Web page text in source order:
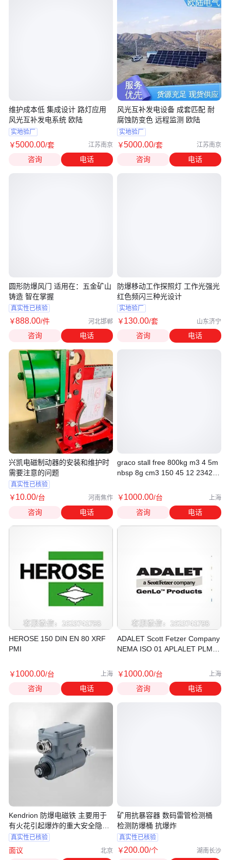
维护成本低 集成设计 路灯应用
风光互补发电系统 欧陆
实地验厂
￥5000.00/套 江苏南京
咨询 电话
圆形防爆风门 适用在：五金矿山
铸造 智在掌握
真实性已核验
￥888.00/件 河北邯郸
咨询 电话
兴凯电磁制动器的安装和维护时
需要注意的问题
真实性已核验
￥10.00/台 河南焦作
咨询 电话
HEROSE 150 DIN EN 80 XRF
PMI
￥1000.00/台 上海
咨询 电话
Kendrion 防爆电磁铁 主要用于
有火花引起爆炸的重大安全隐患
的地方
真实性已核验
面议 北京
风光互补发电设备 成套匹配 耐
腐蚀防变色 远程监测 欧陆
实地验厂
￥5000.00/套 江苏南京
咨询 电话
防爆移动工作探照灯 工作光强光
红色频闪三种光设计
实地验厂
￥130.00/套 山东济宁
咨询 电话
graco stall free 800kg m3 4 5m
nbsp 8g cm3 150 45 12 234256
Model 225841 Spray
￥1000.00/台 上海
咨询 电话
ADALET Scott Fetzer Company
NEMA ISO 01 APLALET PLM
415A PML SFG SFL XIHDCX3
￥1000.00/台 上海
咨询 电话
矿用抗暴容器 数码雷管检测桶
检测防爆桶 抗爆炸
真实性已核验
￥200.00/个 湖南长沙